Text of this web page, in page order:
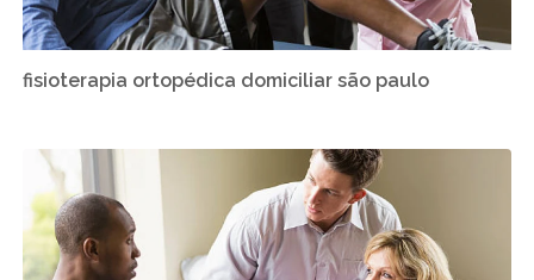
fisioterapia ortopédica domiciliar são paulo